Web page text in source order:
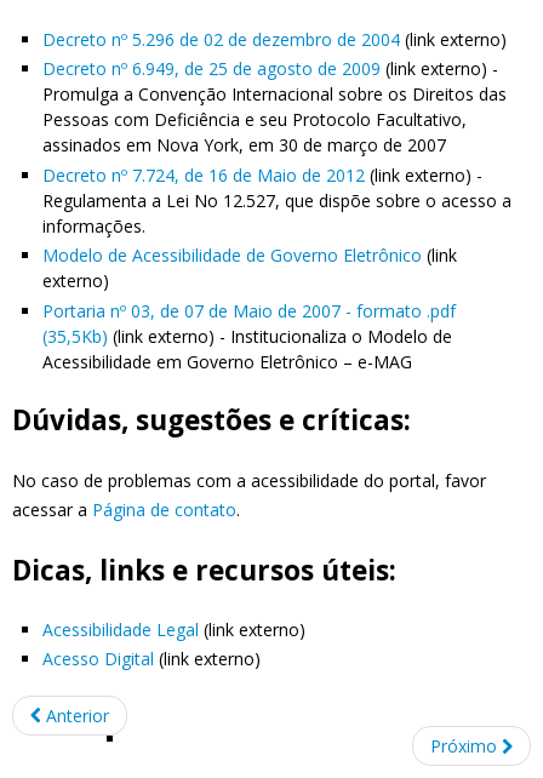
Decreto nº 5.296 de 02 de dezembro de 2004 (link externo)
Decreto nº 6.949, de 25 de agosto de 2009 (link externo) -
Promulga a Convenção Internacional sobre os Direitos das
Pessoas com Deficiência e seu Protocolo Facultativo,
assinados em Nova York, em 30 de março de 2007
Decreto nº 7.724, de 16 de Maio de 2012 (link externo) -
Regulamenta a Lei No 12.527, que dispõe sobre o acesso a
informações.
Modelo de Acessibilidade de Governo Eletrônico (link
externo)
Portaria nº 03, de 07 de Maio de 2007 - formato .pdf
(35,5Kb) (link externo) - Institucionaliza o Modelo de
Acessibilidade em Governo Eletrônico – e-MAG
Dúvidas, sugestões e críticas:
No caso de problemas com a acessibilidade do portal, favor
acessar a Página de contato.
Dicas, links e recursos úteis:
Acessibilidade Legal (link externo)
Acesso Digital (link externo)
Anterior
Próximo